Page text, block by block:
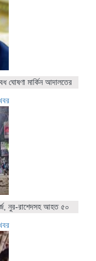
ঘোষণা মার্কিন আদালতের
নুর-রাশেদসহ আহত ৫০